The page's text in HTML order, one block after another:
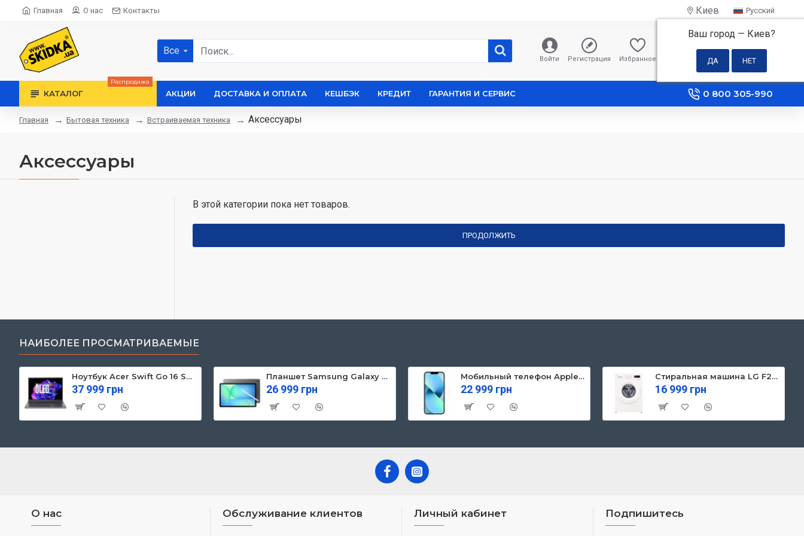
Главная О нас Контакты Киев
Ваш город — Киев?
Русский
Все
Войти Регистрация Избранное
0 грн
КАТАЛОГ
Распродажа
АКЦИИ ДОСТАВКА И ОПЛАТА КЕШБЭК КРЕДИТ ГАРАНТИЯ И СЕРВИС 0 800 305-990
Главная Бытовая техника Встраиваемая техника Аксессуары
Аксессуары
В этой категории пока нет товаров.
ПРОДОЛЖИТЬ
НАИБОЛЕЕ ПРОСМАТРИВАЕМЫЕ
Ноутбук Acer Swift Go 16 SFG16-71 (NX.KVZEU.003)
37 999 грн
Планшет Samsung Galaxy Tab S10 FE 5G 8/128GB Gray (SM-X526BZAREUC)
26 999 грн
Мобильный телефон Apple iPhone 13 128GB Starlight (MLPG3)
22 999 грн
Стиральная машина LG F2Y1NS3W
16 999 грн
О нас Обслуживание клиентов Личный кабинет Подпишитесь